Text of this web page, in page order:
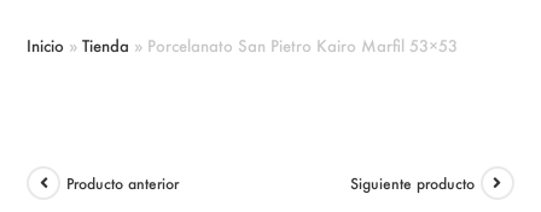
Inicio »Tienda » Porcelanato San Pietro Kairo Marfil 53×53
Producto anterior Siguiente producto